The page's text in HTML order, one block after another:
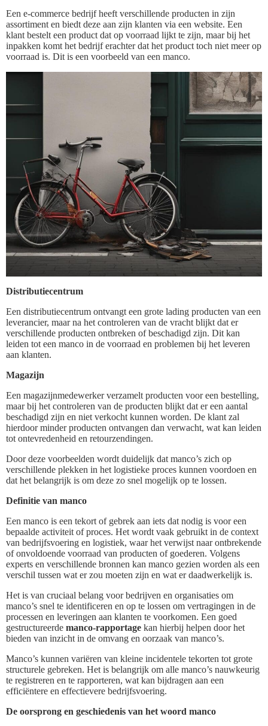
Een e-commerce bedrijf heeft verschillende producten in zijn
assortiment en biedt deze aan zijn klanten via een website. Een
klant bestelt een product dat op voorraad lijkt te zijn, maar bij het
inpakken komt het bedrijf erachter dat het product toch niet meer op
voorraad is. Dit is een voorbeeld van een manco.
Distributiecentrum
Een distributiecentrum ontvangt een grote lading producten van een
leverancier, maar na het controleren van de vracht blijkt dat er
verschillende producten ontbreken of beschadigd zijn. Dit kan
leiden tot een manco in de voorraad en problemen bij het leveren
aan klanten.
Magazijn
Een magazijnmedewerker verzamelt producten voor een bestelling,
maar bij het controleren van de producten blijkt dat er een aantal
beschadigd zijn en niet verkocht kunnen worden. De klant zal
hierdoor minder producten ontvangen dan verwacht, wat kan leiden
tot ontevredenheid en retourzendingen.
Door deze voorbeelden wordt duidelijk dat manco’s zich op
verschillende plekken in het logistieke proces kunnen voordoen en
dat het belangrijk is om deze zo snel mogelijk op te lossen.
Definitie van manco
Een manco is een tekort of gebrek aan iets dat nodig is voor een
bepaalde activiteit of proces. Het wordt vaak gebruikt in de context
van bedrijfsvoering en logistiek, waar het verwijst naar ontbrekende
of onvoldoende voorraad van producten of goederen. Volgens
experts en verschillende bronnen kan manco gezien worden als een
verschil tussen wat er zou moeten zijn en wat er daadwerkelijk is.
Het is van cruciaal belang voor bedrijven en organisaties om
manco’s snel te identificeren en op te lossen om vertragingen in de
processen en leveringen aan klanten te voorkomen. Een goed
gestructureerde manco-rapportage kan hierbij helpen door het
bieden van inzicht in de omvang en oorzaak van manco’s.
Manco’s kunnen variëren van kleine incidentele tekorten tot grote
structurele gebreken. Het is belangrijk om alle manco’s nauwkeurig
te registreren en te rapporteren, wat kan bijdragen aan een
efficiëntere en effectievere bedrijfsvoering.
De oorsprong en geschiedenis van het woord manco